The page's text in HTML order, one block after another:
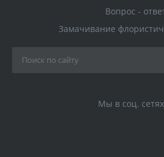
Вопрос -
Замачивание
Мы в соц. сетях